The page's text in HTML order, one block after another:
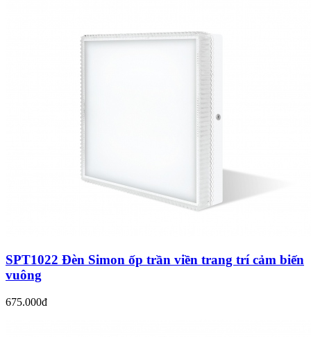
SPT1022 Đèn Simon ốp trần viền trang trí cảm biến
vuông
675.000đ